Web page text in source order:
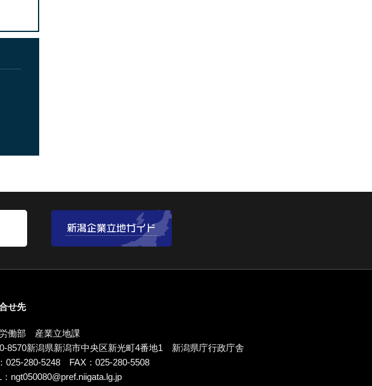
働部 産業立地課
8570新潟県新潟市中央区新光町4番地1 新潟県庁行政庁舎
025-280-5248 FAX：025-280-5508
ngt050080@pref.niigata.lg.jp